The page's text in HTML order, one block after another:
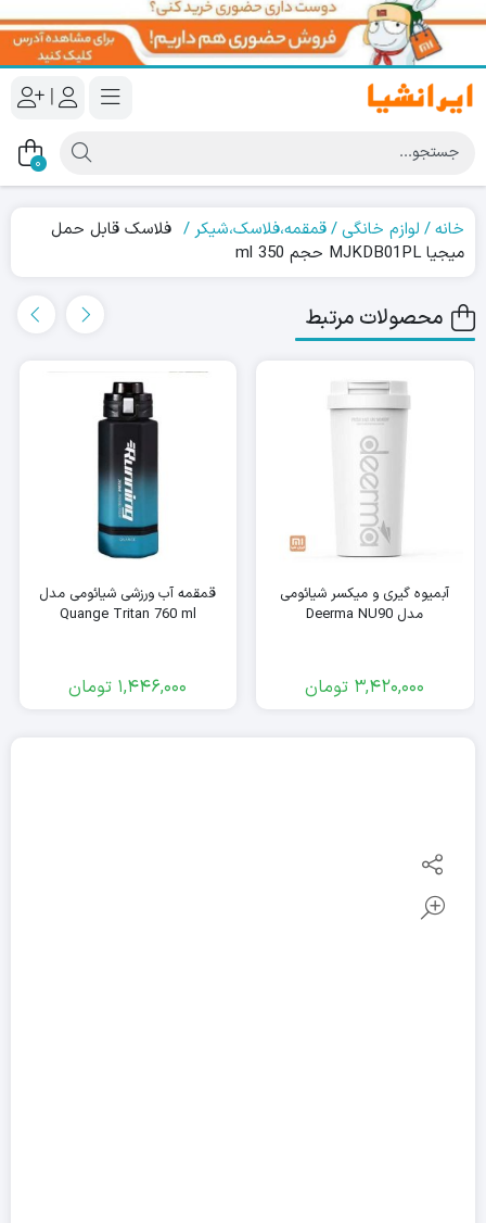
|
0
خانه لوازم خانگی قمقمه،فلاسک،شیکر
فلاسک قابل حمل
میجیا MJKDB01PL حجم 350 ml
محصولات مرتبط
آبمیوه گیری و میکسر شیائومی
مدل Deerma NU90
3,420,000 تومان
قمقمه آب ورزشی شیائومی مدل
Quange Tritan 760 ml
1,446,000 تومان